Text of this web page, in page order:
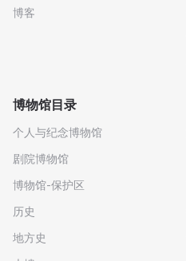
博客
博物馆目录
个人与纪念博物馆
剧院博物馆
博物馆-保护区
历史
地方史